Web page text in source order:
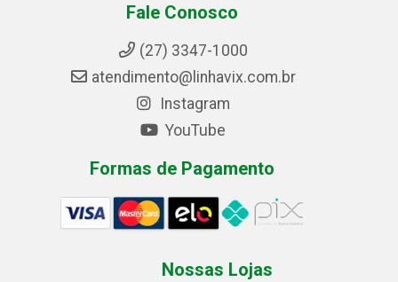
Fale Conosco
(27) 3347-1000
atendimento@linhavix.com.br
Instagram
YouTube
Formas de Pagamento
Nossas Lojas